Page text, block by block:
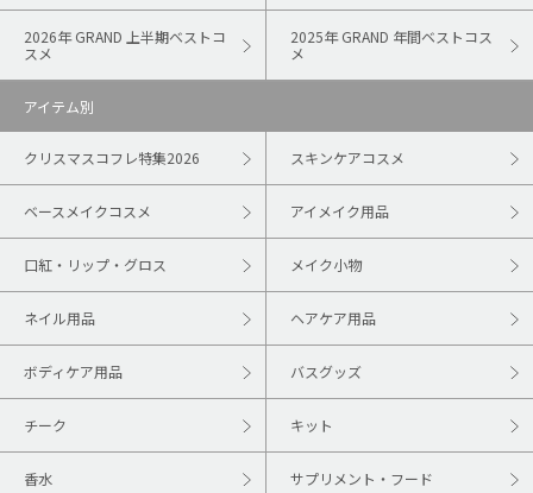
2026年 GRAND 上半期ベストコ
スメ
2025年 GRAND 年間ベストコス
メ
アイテム別
クリスマスコフレ特集2026 スキンケアコスメ
ベースメイクコスメ アイメイク用品
口紅・リップ・グロス メイク小物
ネイル用品 ヘアケア用品
ボディケア用品 バスグッズ
チーク キット
香水 サプリメント・フード